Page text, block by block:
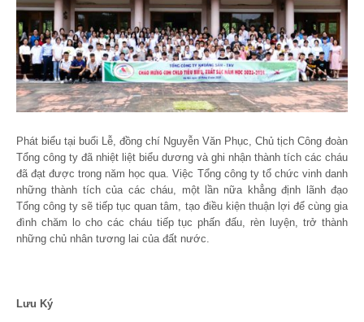
Phát biểu tại buổi Lễ, đồng chí Nguyễn Văn Phục, Chủ tịch Công đoàn
Tổng công ty đã nhiệt liệt biểu dương và ghi nhận thành tích các cháu
đã đạt được trong năm học qua. Việc Tổng công ty tổ chức vinh danh
những thành tích của các cháu, một lần nữa khẳng định lãnh đạo
Tổng công ty sẽ tiếp tục quan tâm, tạo điều kiện thuận lợi để cùng gia
đình chăm lo cho các cháu tiếp tục phấn đấu, rèn luyện, trở thành
những chủ nhân tương lai của đất nước.
Lưu Ký